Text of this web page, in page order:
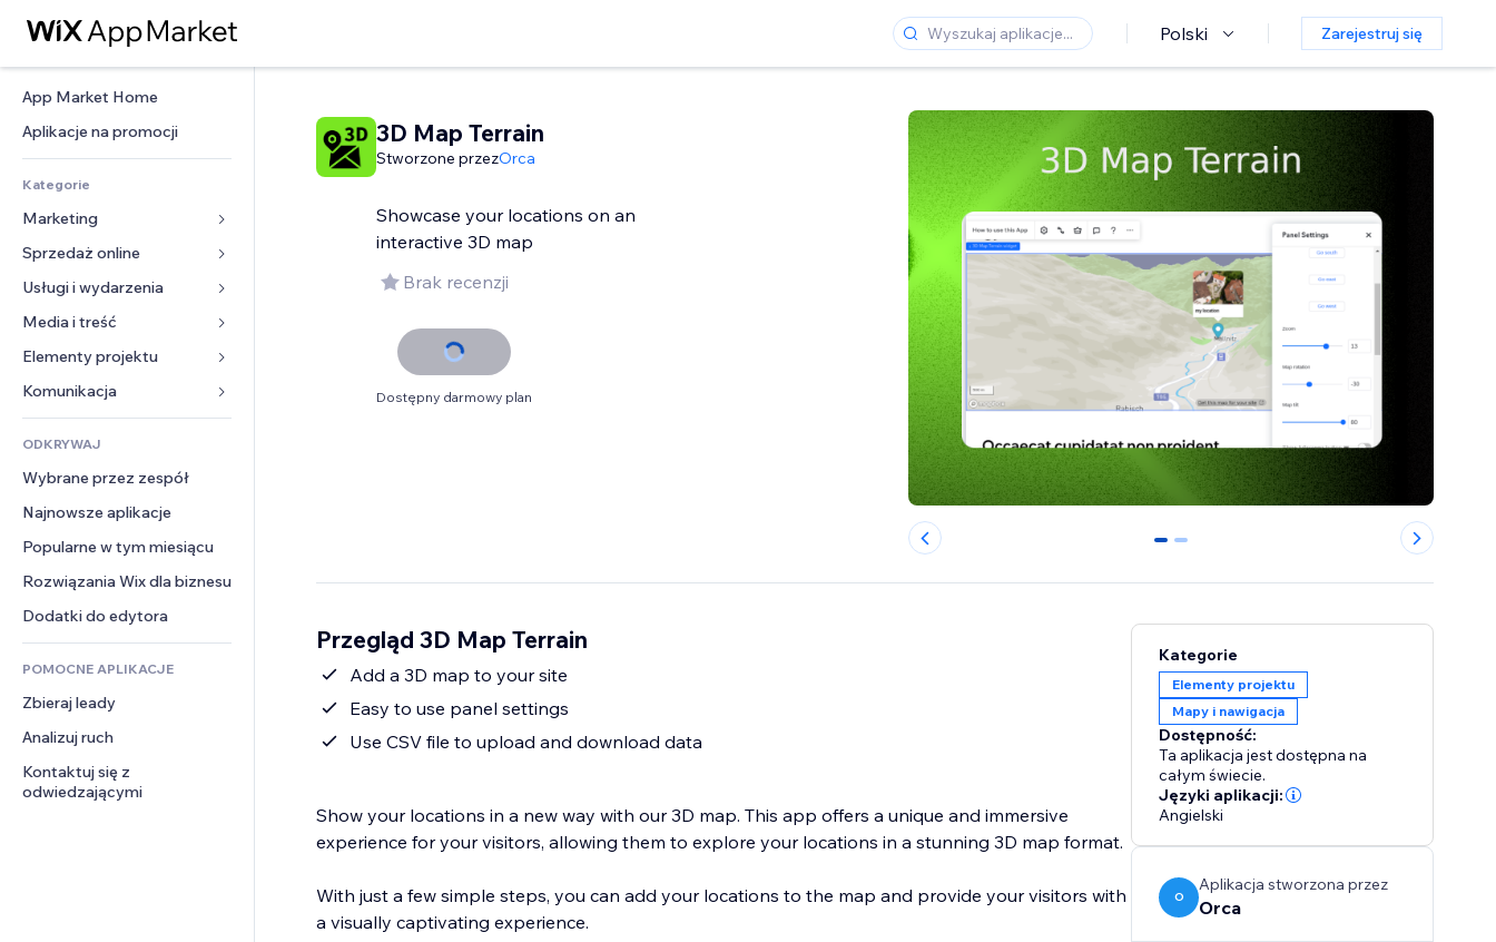
Polski Zarejestruj się
App Market Home
Aplikacje na promocji
Kategorie
Marketing
Reklamy
Smartfon
Analityka
Listy witryn
E-mail
Sprzedaż online
Aplikacje do sklepów
Wysyłka i dostawa
Przyciski sprzedaży
Rachunkowość
Kupony i lojalność
Rozwiązania dla
magazynowania
Dropshipping
Ceny i subskrypcja
Crowdfunding
Żywność i napoje
Usługi i wydarzenia
Hotele
Wydarzenia
Restauracje
Nieruchomości
Rezerwacje
Media i treść
Galeria
Muzyka
Podkasty
Fotografia
Film
PDF
Udostępnianie plików
Wiadomości
Elementy projektu
Mapy i nawigacja
Prywatność i bezpieczeństwo
Zegar
Szablony stron
Efekty obrazu
Przyciski i menu
Banery i odznaki
Kalkulatory
Szukaj
Pogoda
Wykresy i tabele
Formularze
Ankiety
Czat
Komentarze
Telefon
Społeczność
Opinie i polecenia
CRM
ODKRYWAJ
Wybrane przez zespół
Najnowsze aplikacje
Popularne w tym miesiącu
Rozwiązania Wix dla biznesu
Dodatki do edytora
POMOCNE APLIKACJE
Zbieraj leady
Analizuj ruch
Kontaktuj się z
odwiedzającymi
3D Map Terrain
Stworzone przezOrca
Showcase your locations on an
interactive 3D map
Brak recenzji
Dostępny darmowy plan
0 1
Przegląd 3D Map Terrain
Add a 3D map to your site
Easy to use panel settings
Use CSV file to upload and download data
Show your locations in a new way with our 3D map. This app offers a unique and immersive
experience for your visitors, allowing them to explore your locations in a stunning 3D map format.
With just a few simple steps, you can add your locations to the map and provide your visitors with
a visually captivating experience.
Kategorie
Elementy projektu
Mapy i nawigacja
Dostępność:
Ta aplikacja jest dostępna na
całym świecie.
Języki aplikacji:
Angielski
O
Aplikacja stworzona przez
Orca